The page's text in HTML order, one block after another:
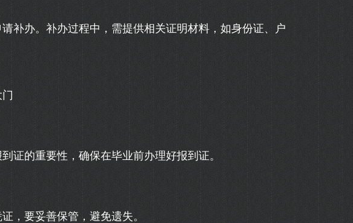
补办。补办过程中，需提供相关证明材料，如身份证、户
证的重要性，确保在毕业前办理好报到证。
，要妥善保管，避免遗失。